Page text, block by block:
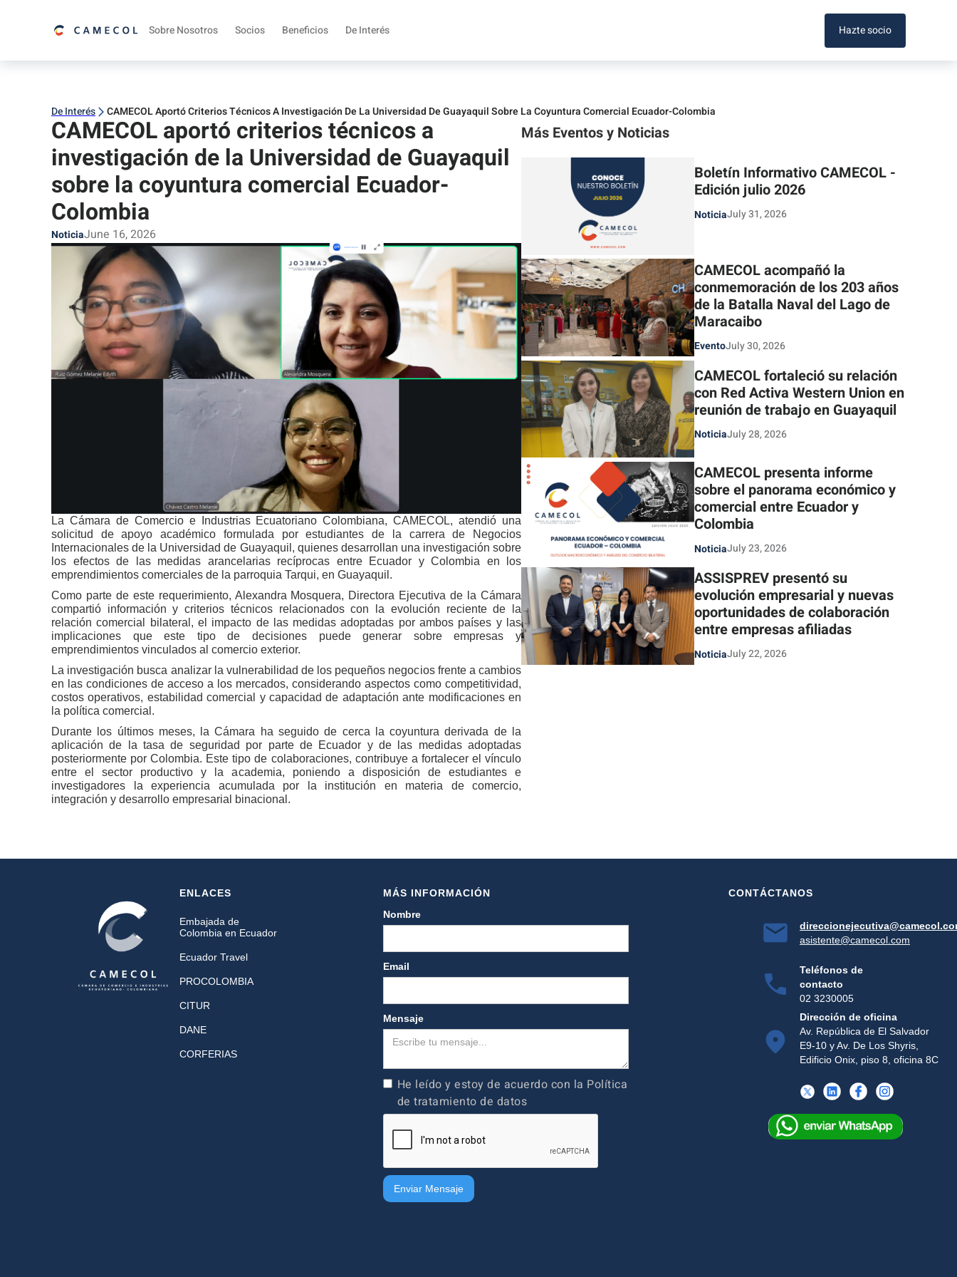
Sobre Nosotros Socios Beneficios De Interés Hazte socio
De Interés CAMECOL Aportó Criterios Técnicos A Investigación De La Universidad De Guayaquil Sobre La Coyuntura Comercial Ecuador-Colombia
CAMECOL aportó criterios técnicos a
investigación de la Universidad de Guayaquil
sobre la coyuntura comercial Ecuador-
Colombia
NoticiaJune 16, 2026
La Cámara de Comercio e Industrias Ecuatoriano Colombiana, CAMECOL, atendió una
solicitud de apoyo académico formulada por estudiantes de la carrera de Negocios
Internacionales de la Universidad de Guayaquil, quienes desarrollan una investigación sobre
los efectos de las medidas arancelarias recíprocas entre Ecuador y Colombia en los
emprendimientos comerciales de la parroquia Tarqui, en Guayaquil.
Como parte de este requerimiento, Alexandra Mosquera, Directora Ejecutiva de la Cámara
compartió información y criterios técnicos relacionados con la evolución reciente de la
relación comercial bilateral, el impacto de las medidas adoptadas por ambos países y las
implicaciones que este tipo de decisiones puede generar sobre empresas y
emprendimientos vinculados al comercio exterior.
La investigación busca analizar la vulnerabilidad de los pequeños negocios frente a cambios
en las condiciones de acceso a los mercados, considerando aspectos como competitividad,
costos operativos, estabilidad comercial y capacidad de adaptación ante modificaciones en
la política comercial.
Durante los últimos meses, la Cámara ha seguido de cerca la coyuntura derivada de la
aplicación de la tasa de seguridad por parte de Ecuador y de las medidas adoptadas
posteriormente por Colombia. Este tipo de colaboraciones, contribuye a fortalecer el vínculo
entre el sector productivo y la academia, poniendo a disposición de estudiantes e
investigadores la experiencia acumulada por la institución en materia de comercio,
integración y desarrollo empresarial binacional.
Más Eventos y Noticias
Boletín Informativo CAMECOL -
Edición julio 2026
NoticiaJuly 31, 2026
CAMECOL acompañó la
conmemoración de los 203 años
de la Batalla Naval del Lago de
Maracaibo
EventoJuly 30, 2026
CAMECOL fortaleció su relación
con Red Activa Western Union en
reunión de trabajo en Guayaquil
NoticiaJuly 28, 2026
CAMECOL presenta informe
sobre el panorama económico y
comercial entre Ecuador y
Colombia
NoticiaJuly 23, 2026
ASSISPREV presentó su
evolución empresarial y nuevas
oportunidades de colaboración
entre empresas afiliadas
NoticiaJuly 22, 2026
ENLACES
Embajada de
Colombia en Ecuador
Ecuador Travel
PROCOLOMBIA
CITUR
DANE
CORFERIAS
MÁS INFORMACIÓN
Nombre
Email
Mensaje
He leído y estoy de acuerdo con la Política
de tratamiento de datos
CONTÁCTANOS
asistente@camecol.com
Teléfonos de
contacto
02 3230005
Dirección de oficina
Av. República de El Salvador
E9-10 y Av. De Los Shyris,
Edificio Onix, piso 8, oficina 8C